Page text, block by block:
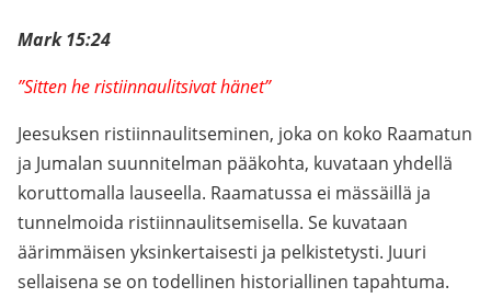
Mark 15:24
”Sitten he ristiinnaulitsivat hänet”
Jeesuksen ristiinnaulitseminen, joka on koko Raamatun
ja Jumalan suunnitelman pääkohta, kuvataan yhdellä
koruttomalla lauseella. Raamatussa ei mässäillä ja
tunnelmoida ristiinnaulitsemisella. Se kuvataan
äärimmäisen yksinkertaisesti ja pelkistetysti. Juuri
sellaisena se on todellinen historiallinen tapahtuma.